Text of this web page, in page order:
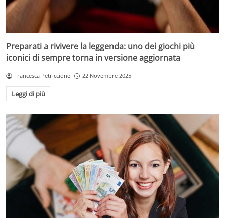
Preparati a rivivere la leggenda: uno dei giochi più
iconici di sempre torna in versione aggiornata
Francesca Petriccione 22 Novembre 2025
Leggi di più